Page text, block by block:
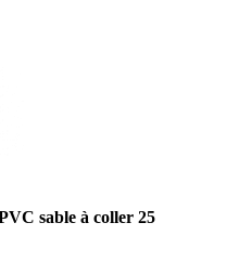
sable à coller 25